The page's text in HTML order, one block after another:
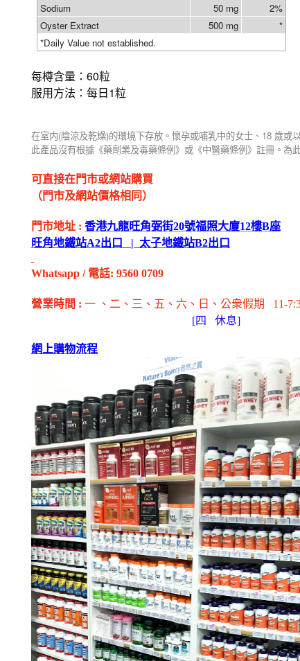
Sodium
50 mg
2%
Oyster Extract
500 mg
*
*Daily Value not established.
每樽含量：60粒
服用方法：每日1粒
在室内(陰涼及乾燥)的環境下存放。懷孕或哺乳中的女士、 18 歲或
此產品沒有根據《藥劑業及毒藥條例》或《中醫藥條例》註冊。為
可直接在門市或網站購買
（門市及網站價格相同）
門市地址 : 香港九龍旺角弼街20號福照大廈12樓B座
旺角地鐵站A2出 口 | 太子地鐵站B2出 口
Whatsapp / 電話: 9560 0709
營業時間 : 一 、二、三、五 、六 、日 、公衆假期
11-
[四 休息]
網上購物流程